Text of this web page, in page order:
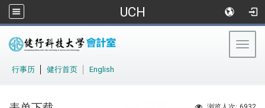
UCH
行事历 健行首页 English
浏览人次: